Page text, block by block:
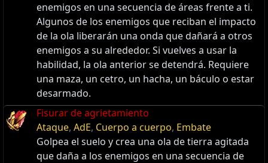
enemigos en una secuencia de áreas frente a ti.
Algunos de los enemigos que reciban el impacto
de la ola liberarán una onda que dañará a otros
enemigos a su alrededor. Si vuelves a usar la
habilidad, la ola anterior se detendrá. Requiere
una maza, un cetro, un hacha, un báculo o estar
desarmado.
Fisurar de agrietamiento
Ataque, AdE, Cuerpo a cuerpo, Embate
Golpea el suelo y crea una ola de tierra agitada
que daña a los enemigos en una secuencia de